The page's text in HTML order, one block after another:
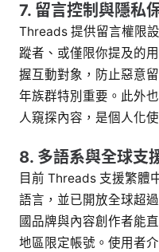
7. 留言控制與隱私
Threads 提供留言權限
蹤者、或僅限你提及的
握互動對象，防止惡意
年族群特別重要。此外
人窺探內容，是個人化
8. 多語系與全球支
目前 Threads 支援繁體
語言，並已開放全球超
國品牌與內容創作者能
地區限定帳號。使用者